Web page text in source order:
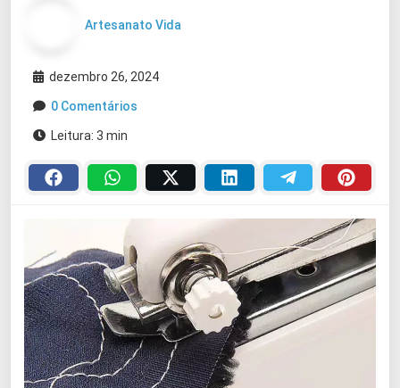
Artesanato Vida
dezembro 26, 2024
0 Comentários
Leitura: 3 min